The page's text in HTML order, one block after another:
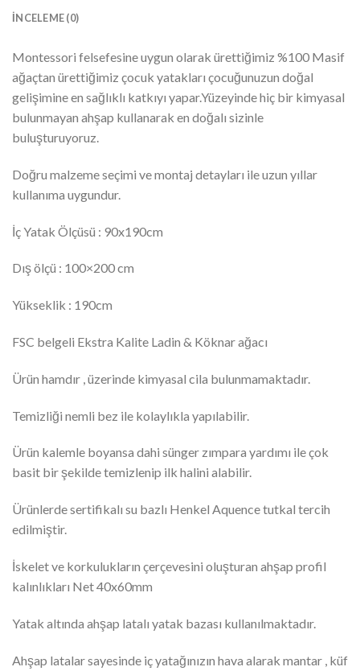
İNCELEME (0)
Montessori felsefesine uygun olarak ürettiğimiz %100 Masif
ağaçtan ürettiğimiz çocuk yatakları çocuğunuzun doğal
gelişimine en sağlıklı katkıyı yapar.Yüzeyinde hiç bir kimyasal
bulunmayan ahşap kullanarak en doğalı sizinle
buluşturuyoruz.
Doğru malzeme seçimi ve montaj detayları ile uzun yıllar
kullanıma uygundur.
İç Yatak Ölçüsü : 90x190cm
Dış ölçü : 100×200 cm
Yükseklik : 190cm
FSC belgeli Ekstra Kalite Ladin & Köknar ağacı
Ürün hamdır , üzerinde kimyasal cila bulunmamaktadır.
Temizliği nemli bez ile kolaylıkla yapılabilir.
Ürün kalemle boyansa dahi sünger zımpara yardımı ile çok
basit bir şekilde temizlenip ilk halini alabilir.
Ürünlerde sertifikalı su bazlı Henkel Aquence tutkal tercih
edilmiştir.
İskelet ve korkulukların çerçevesini oluşturan ahşap profil
kalınlıkları Net 40x60mm
Yatak altında ahşap latalı yatak bazası kullanılmaktadır.
Ahşap latalar sayesinde iç yatağınızın hava alarak mantar , küf